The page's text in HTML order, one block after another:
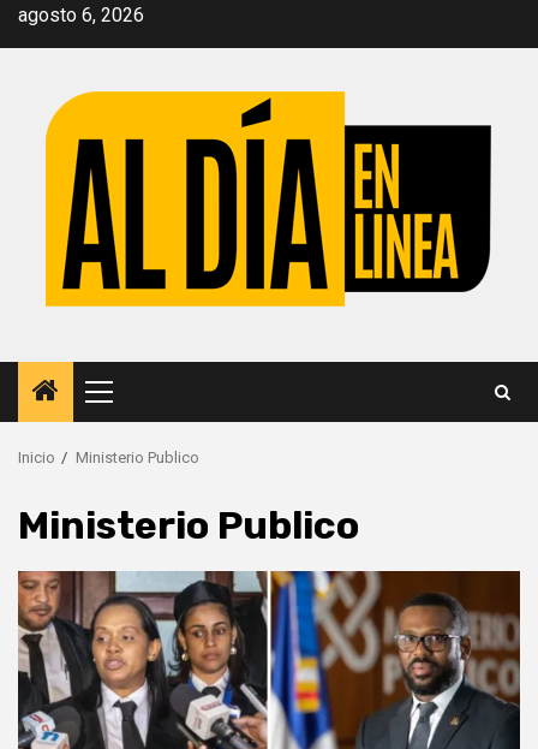
Saltar
agosto 6, 2026
Menú
principal
Inicio Ministerio Publico
Ministerio Publico